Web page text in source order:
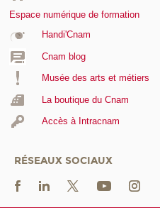
Espace numérique de formation
Handi'Cnam
Cnam blog
Musée des arts et métiers
La boutique du Cnam
Accès à Intracnam
RÉSEAUX SOCIAUX